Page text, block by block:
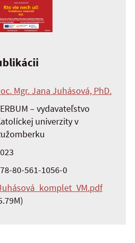
Mgr. Jana Juhásová, PhD.
– vydavateľstvo
univerzity v
80-561-1056-0